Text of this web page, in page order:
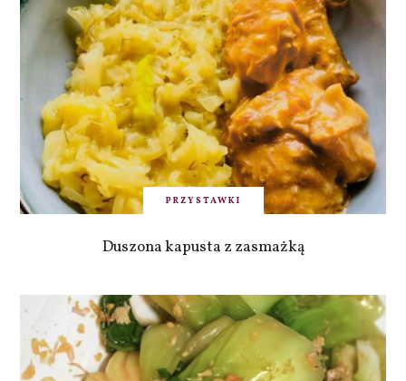
PRZYSTAWKI
Duszona kapusta z zasmażką